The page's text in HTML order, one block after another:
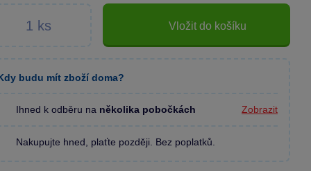
Vložit do košíku
budu mít zboží doma?
Ihned k odběru na několika pobočkách Zobrazit
Nakupujte hned, plaťte později. Bez poplatků.